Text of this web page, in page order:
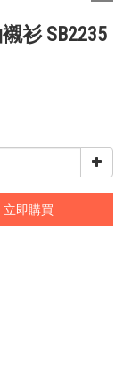
衫 SB2235
立即購買